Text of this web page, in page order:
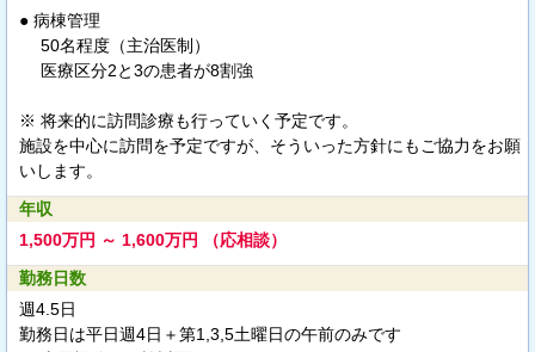
● 病棟管理
50名程度（主治医制）
医療区分2と3の患者が8割強
※ 将来的に訪問診療も行っていく予定です。
施設を中心に訪問を予定ですが、そういった方針にもご協力をお願
いします。
年収
1,500万円 ～ 1,600万円 （応相談）
勤務日数
週4.5日
勤務日は平日週4日＋第1,3,5土曜日の午前のみです